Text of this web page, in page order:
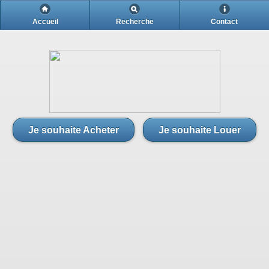
Accueil Recherche Contact
Je souhaite Acheter Je souhaite Louer
Notre agence
A propos
A propos